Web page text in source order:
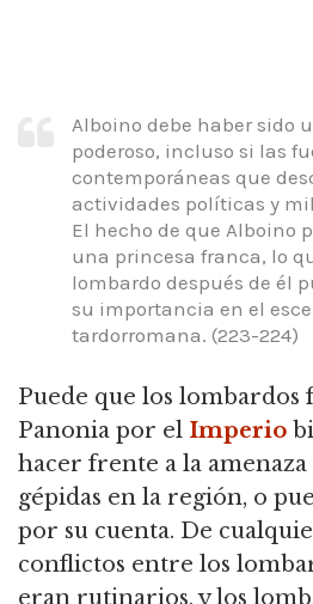
Alboino debe haber sido
poderoso, incluso si las
contemporáneas que
actividades políticas y
El hecho de que Alboino
una princesa franca, lo
lombardo después de él
su importancia en el
tardorromana. (223-224)
Puede que los lombardos
Panonia por el Imperio
hacer frente a la amenaza
gépidas en la región, o
por su cuenta. De
conflictos entre los
eran rutinarios, y los